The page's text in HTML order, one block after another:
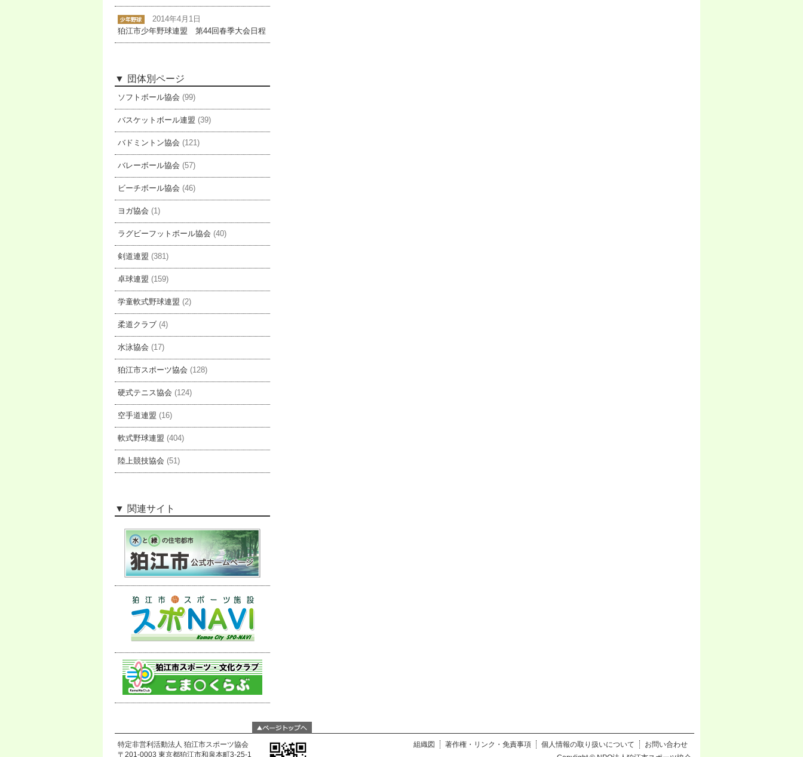
2014年4月1日
狛江市少年野球連盟 第44回春季大会日程
団体別ページ
ソフトボール協会 (99)
バスケットボール連盟 (39)
バドミントン協会 (121)
バレーボール協会 (57)
ビーチボール協会 (46)
ヨガ協会 (1)
ラグビーフットボール協会 (40)
剣道連盟 (381)
卓球連盟 (159)
学童軟式野球連盟 (2)
柔道クラブ (4)
水泳協会 (17)
狛江市スポーツ協会 (128)
硬式テニス協会 (124)
空手道連盟 (16)
軟式野球連盟 (404)
陸上競技協会 (51)
関連サイト
特定非営利活動法人 狛江市スポーツ協会
〒201-0003 東京都狛江市和泉本町3-25-1
組織図 著作権・リンク・免責事項 個人情報の取り扱いについて
お問い合わせ